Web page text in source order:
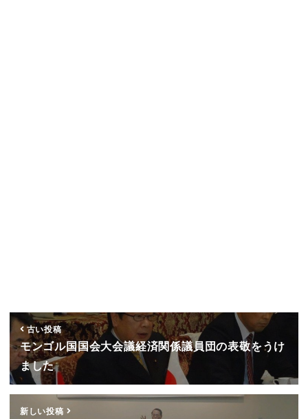
古い投稿
モンゴル国国会大会議経済関係議員団の表敬をうけ
ました
新しい投稿